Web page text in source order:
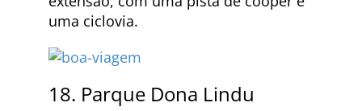
uma ciclovia.
18. Parque Dona Lindu